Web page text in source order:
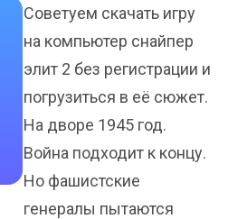
Советуем скачать игру
на компьютер снайпер
элит 2 без регистрации и
погрузиться в её сюжет.
На дворе 1945 год.
Война подходит к концу.
Но фашистские
генералы пытаются